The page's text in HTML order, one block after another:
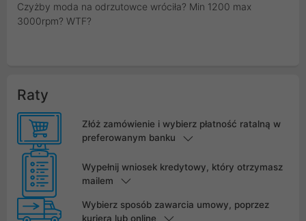
Czyżby moda na odrzutowce wróciła? Min 1200 max
3000rpm? WTF?
Raty
Złóż zamówienie i wybierz płatność ratalną w
preferowanym banku
Wypełnij wniosek kredytowy, który otrzymasz
mailem
Wybierz sposób zawarcia umowy, poprzez
kuriera lub online